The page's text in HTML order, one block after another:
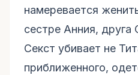
намеревается
сестре Анния,
Секст убивает не
приближенного,